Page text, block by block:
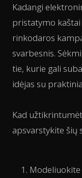
Kadangi
pristatymo
rinkodaros
svarbesnis.
tie, kurie gali
idėjas su
Kad
apsvarstykite šių